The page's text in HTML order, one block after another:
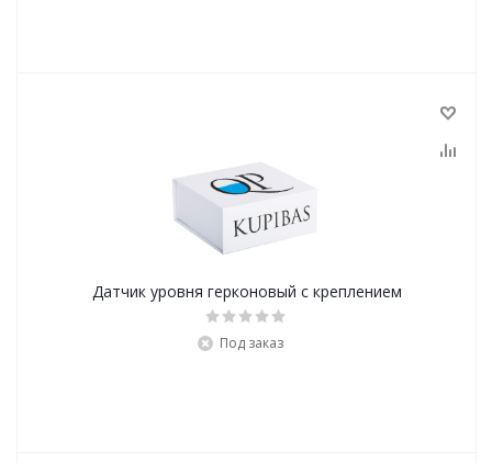
Датчик уровня герконовый с креплением
Под заказ